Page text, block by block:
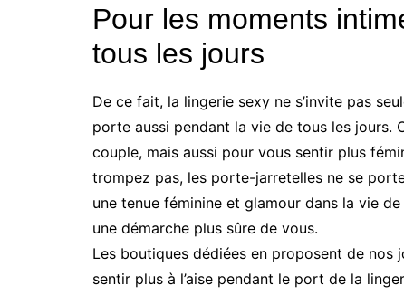
Pour les moments
tous les jours
De ce fait, la lingerie sexy ne s’invite pas
porte aussi pendant la vie de tous les jours.
couple, mais aussi pour vous sentir plus
trompez pas, les porte-jarretelles ne se
une tenue féminine et glamour dans la vie
une démarche plus sûre de vous.
Les boutiques dédiées en proposent de
sentir plus à l’aise pendant le port de la